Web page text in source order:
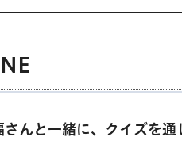
んと一緒に、クイズを